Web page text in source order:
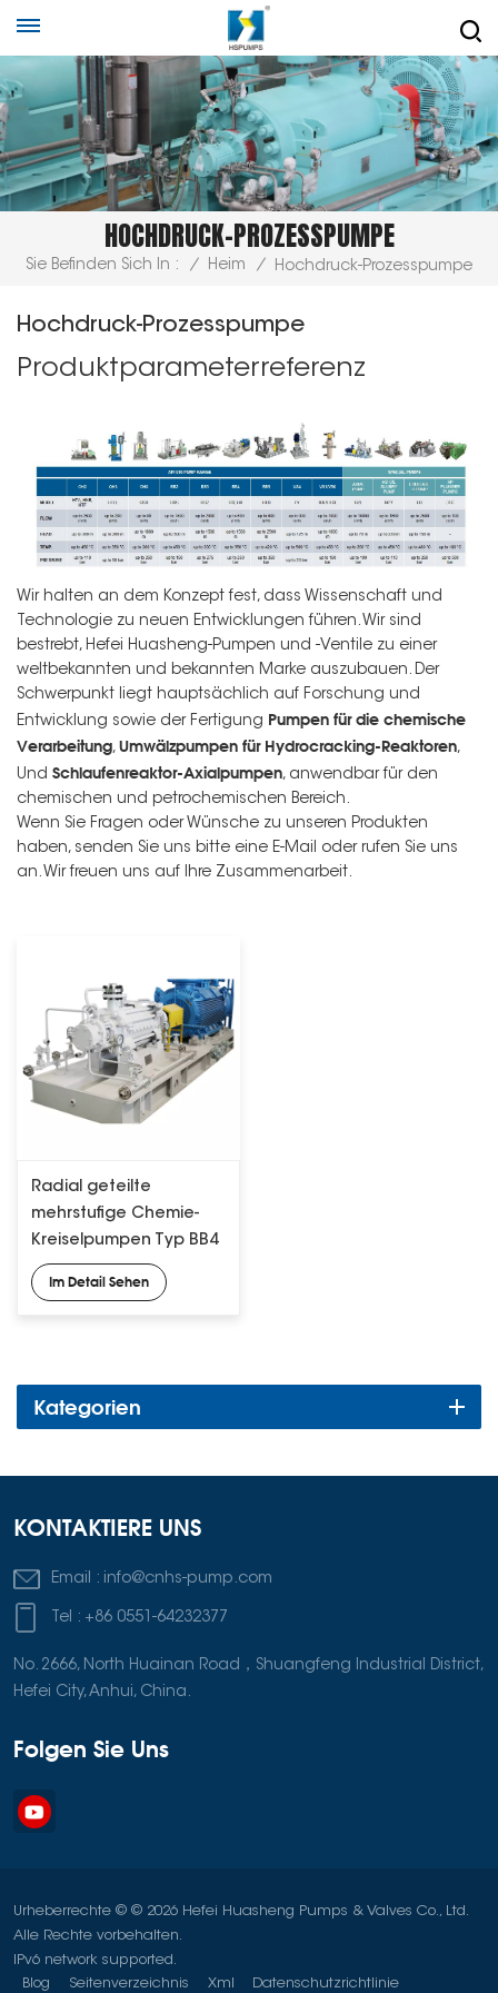
HOCHDRUCK-PROZESSPUMPE
Sie Befinden Sich In : / Heim / Hochdruck-Prozesspumpe
Hochdruck-Prozesspumpe
Produktparameterreferenz
Wir halten an dem Konzept fest, dass Wissenschaft und
Technologie zu neuen Entwicklungen führen. Wir sind
bestrebt, Hefei Huasheng-Pumpen und -Ventile zu einer
weltbekannten und bekannten Marke auszubauen. Der
Schwerpunkt liegt hauptsächlich auf Forschung und
Entwicklung sowie der Fertigung Pumpen für die chemische
Verarbeitung, Umwälzpumpen für Hydrocracking-Reaktoren,
Und Schlaufenreaktor-Axialpumpen, anwendbar für den
chemischen und petrochemischen Bereich.
Wenn Sie Fragen oder Wünsche zu unseren Produkten
haben, senden Sie uns bitte eine E-Mail oder rufen Sie uns
an. Wir freuen uns auf Ihre Zusammenarbeit.
Radial geteilte
mehrstufige Chemie-
Kreiselpumpen Typ BB4
API 610
Im Detail Sehen
Kategorien
KONTAKTIERE UNS
Email : info@cnhs-pump.com
Tel : +86 0551-64232377
No. 2666, North Huainan Road，Shuangfeng Industrial District,
Hefei City, Anhui, China.
Folgen Sie Uns
Urheberrechte © © 2026 Hefei Huasheng Pumps & Valves Co., Ltd.
Alle Rechte vorbehalten.
IPv6 network supported.
Blog
Seitenverzeichnis Xml Datenschutzrichtlinie